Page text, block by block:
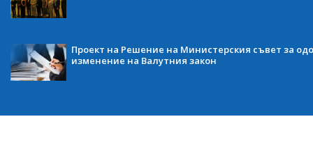
Проект на Решение на Министерския съвет за
изменение на Валутния закон